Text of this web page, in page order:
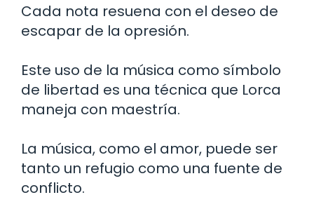
Cada nota resuena con el deseo de
escapar de la opresión.
Este uso de la música como símbolo
de libertad es una técnica que Lorca
maneja con maestría.
La música, como el amor, puede ser
tanto un refugio como una fuente de
conflicto.